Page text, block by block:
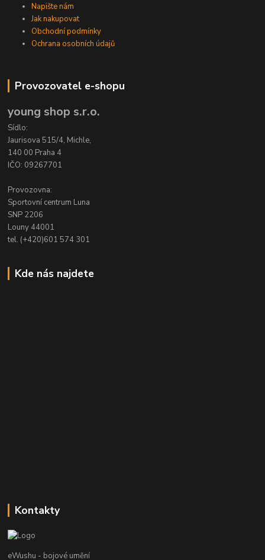
Napište nám
Jak nakupovat
Obchodní podmínky
Ochrana osobních údajů
Provozovatel e-shopu
young shop s.r.o.
Sídlo:
Jaurisova 515/4, Michle,
140 00 Praha 4
IČO: 09267701
Provozovna:
Sportovní centrum Luna
SNP 2206
Louny 44001
tel. (+420)601 574 301
Kde nás najdete
Kontakty
eWushu - bojové umění